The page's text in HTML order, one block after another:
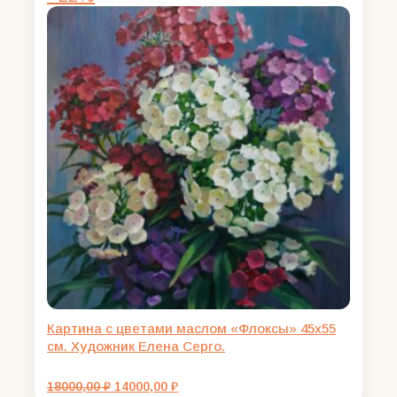
Картина с цветами маслом «Флоксы» 45х55
см. Художник Елена Серго.
18000,00₽ Первоначальная
14000,00 ₽Текущая